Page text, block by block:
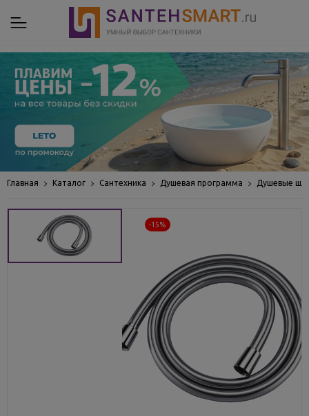
Главная Каталог Сантехника Душевая программа Душевые
-15%